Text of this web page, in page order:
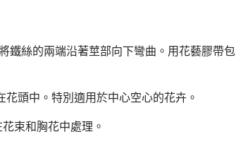
鐵絲的兩端沿著莖部向下彎曲。用花藝膠帶包
頭中。特別適用於中心空心的花卉。
束和胸花中處理。